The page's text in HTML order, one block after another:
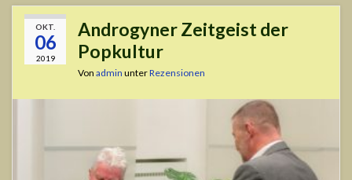
OKT.
06
2019
Androgyner Zeitgeist der
Popkultur
Von admin unterRezensionen